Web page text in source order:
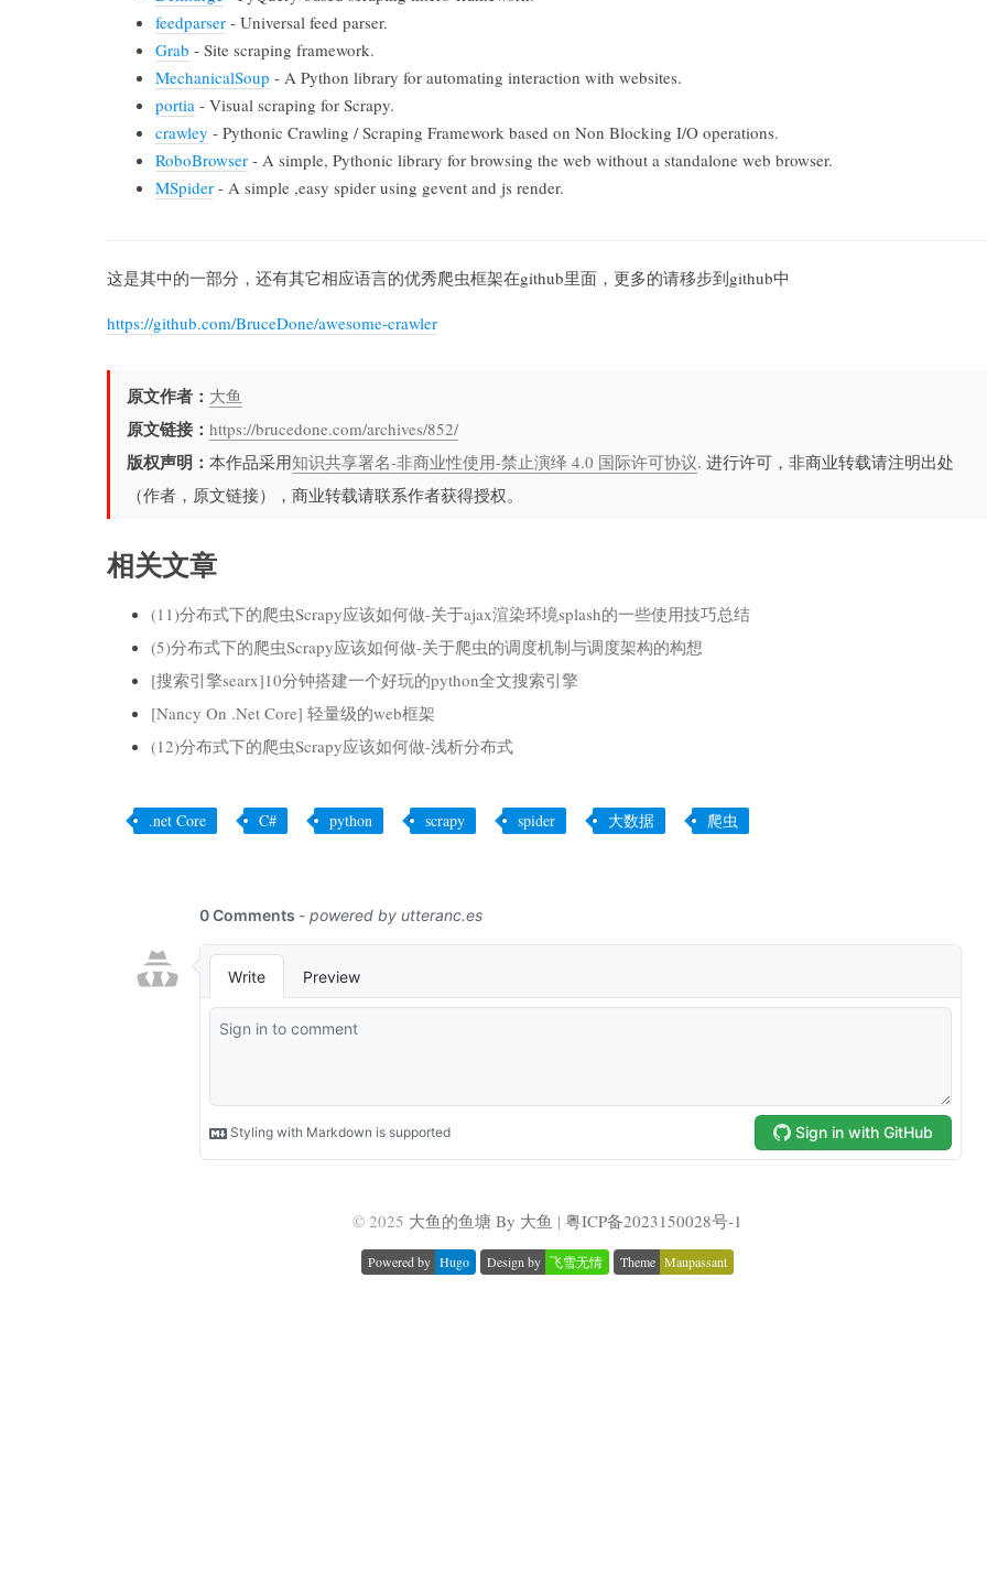
feedparser- Universal feed parser.
Grab - Site scraping framework.
MechanicalSoup - A Python library for automating interaction with websites.
portia- Visual scraping for Scrapy.
crawley - Pythonic Crawling / Scraping Framework based on Non Blocking I/O operations.
RoboBrowser- A simple, Pythonic library for browsing the web without a standalone web browser.
MSpider- A simple ,easy spider using gevent and js render.
这是其中的一部分，还有其它相应语言的优秀爬虫框架在github里面，更多的请移步到github中
https://github.com/BruceDone/awesome-crawler
原文作者： 大鱼
原文链接： https://brucedone.com/archives/852/
版权声明： 本作品采用知识共享署名-非商业性使用-禁止演绎 4.0 国际许可协议. 进行许可，非商业转载请注明出处
（作者，原文链接），商业转载请联系作者获得授权。
相关文章
(11)分布式下的爬虫Scrapy应该如何做-关于ajax渲染环境splash的一些使用技巧总结
(5)分布式下的爬虫Scrapy应该如何做-关于爬虫的调度机制与调度架构的构想
[搜索引擎searx]10分钟搭建一个好玩的python全文搜索引擎
[Nancy On .Net Core] 轻量级的web框架
(12)分布式下的爬虫Scrapy应该如何做-浅析分布式
.net Core C# python scrapy spider 大数据 爬虫
© 2025 大鱼的鱼塘 By 大鱼 | 粤ICP备2023150028号-1
Powered by Hugo Design by 飞雪无情 Theme Maupassant